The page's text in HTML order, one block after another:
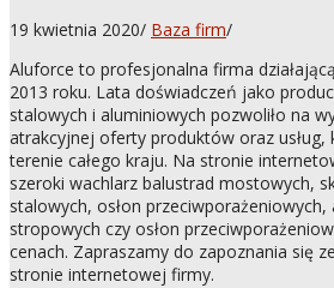
19 kwietnia 2020/ Baza firm/
Aluforce to profesjonalna firma
2013 roku. Lata doświadczeń jako
stalowych i aluminiowych pozwoliło na
atrakcyjnej oferty produktów oraz usług,
terenie całego kraju. Na stronie
szeroki wachlarz balustrad mostowych,
stalowych, osłon przeciwporażeniowych,
stropowych czy osłon
cenach. Zapraszamy do zapoznania się
stronie internetowej firmy.